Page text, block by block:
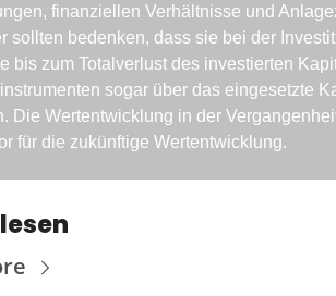
finanziellen Verhältnisse und
sollten bedenken, dass sie bei der
bis zum Totalverlust des investierten
sogar über das eingesetzte
Die Wertentwicklung in der
für die zukünftige Wertentwicklung.